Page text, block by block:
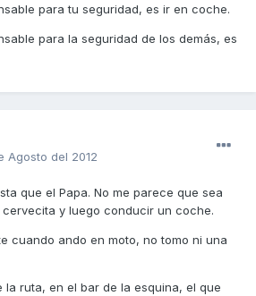
para tu seguridad, es ir en coche.
para la seguridad de los demás, es
Agosto del 2012
que el Papa. No me parece que sea
y luego conducir un coche.
cuando ando en moto, no tomo ni una
la ruta, en el bar de la esquina, el que